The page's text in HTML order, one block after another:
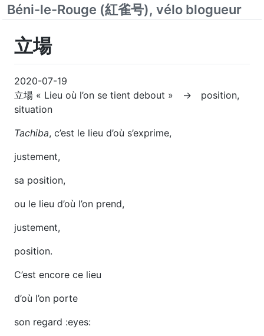
Béni-le-Rouge (紅雀号), vélo blogueur
立場
2020-07-19
立場 « Lieu où l’on se tient debout » → position,
situation
Tachiba, c’est le lieu d’où s’exprime,
justement,
sa position,
ou le lieu d’où l’on prend,
justement,
position.
C’est encore ce lieu
d’où l’on porte
son regard :eyes: